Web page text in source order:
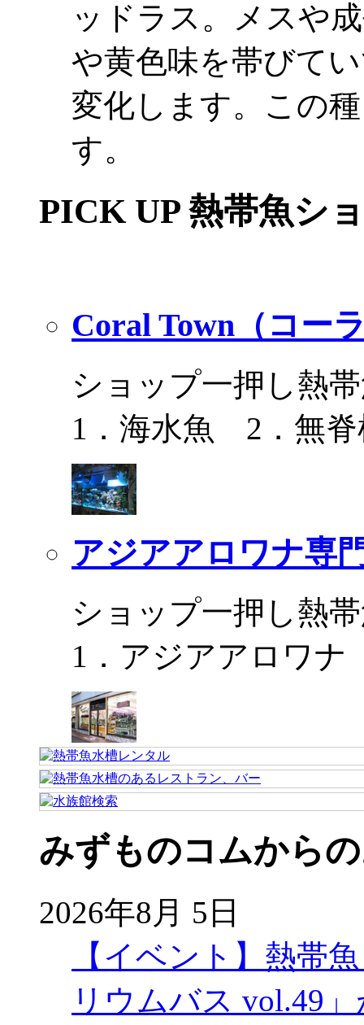
ッドラス。メスや
や黄色味を帯びて
変化します。この
す。
PICK UP 熱帯魚シ
Coral Town（コー
ショップ一押し熱
1．海水魚 2．無脊
アジアアロワナ専
ショップ一押し熱
1．アジアアロワ
みずものコムから
2026年8月 5日
【イベント】熱帯
リウムバス vol.49